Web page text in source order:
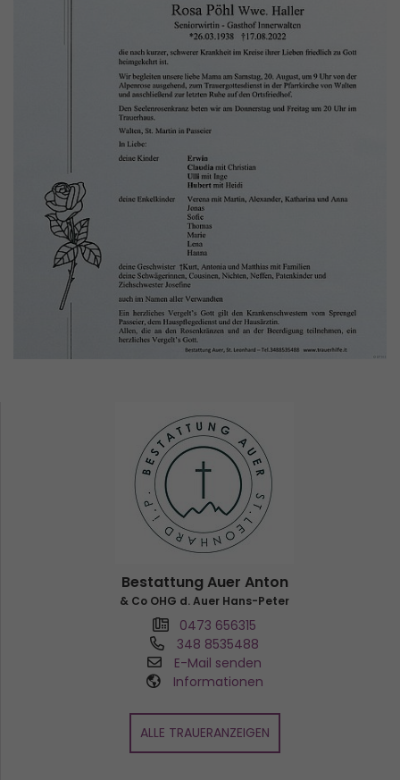
Bestattung Auer Anton
& Co OHG d. Auer Hans-Peter
0473 656315
348 8535488
E-Mail senden
Informationen
ALLE TRAUERANZEIGEN